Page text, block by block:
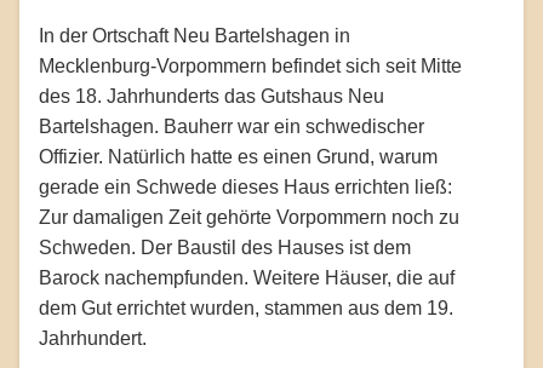
In der Ortschaft Neu Bartelshagen in
Mecklenburg-Vorpommern befindet sich seit Mitte
des 18. Jahrhunderts das Gutshaus Neu
Bartelshagen. Bauherr war ein schwedischer
Offizier. Natürlich hatte es einen Grund, warum
gerade ein Schwede dieses Haus errichten ließ:
Zur damaligen Zeit gehörte Vorpommern noch zu
Schweden. Der Baustil des Hauses ist dem
Barock nachempfunden. Weitere Häuser, die auf
dem Gut errichtet wurden, stammen aus dem 19.
Jahrhundert.